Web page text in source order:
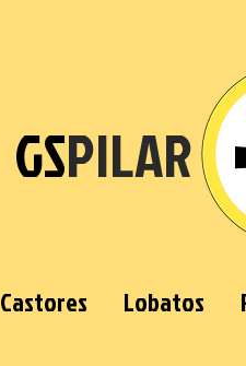
GSPILAR
Castores Lobatos